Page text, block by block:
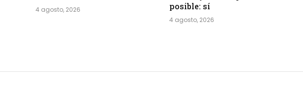
4 agosto, 2026
posible: sí
4 agosto, 2026